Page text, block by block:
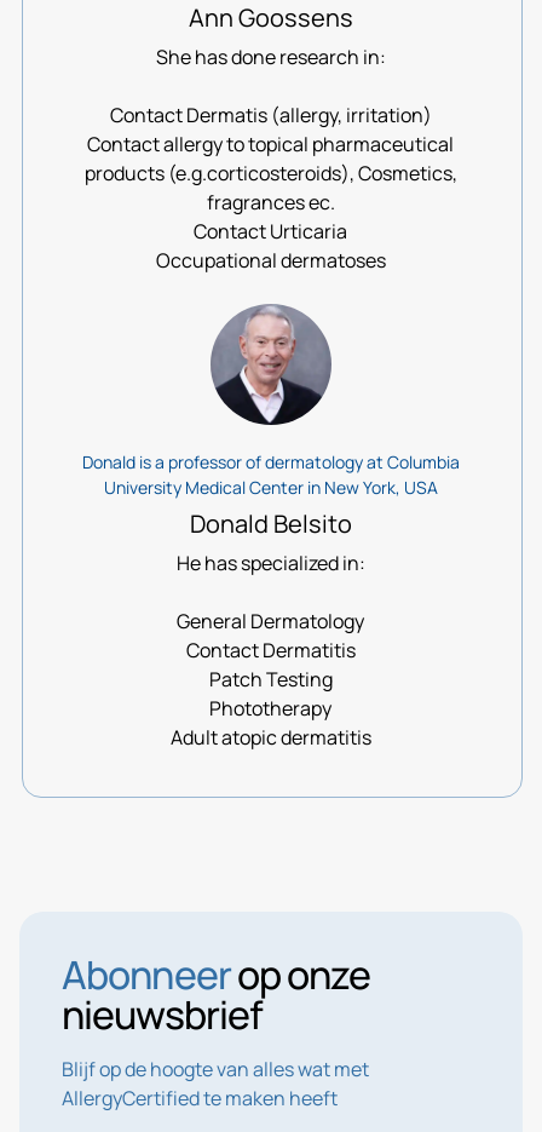
Ann Goossens
She has done research in:
Contact Dermatis (allergy, irritation)
Contact allergy to topical pharmaceutical
products (e.g.corticosteroids), Cosmetics,
fragrances ec.
Contact Urticaria
Occupational dermatoses
Donald is a professor of dermatology at Columbia
University Medical Center in New York, USA
Donald Belsito
He has specialized in:
General Dermatology
Contact Dermatitis
Patch Testing
Phototherapy
Adult atopic dermatitis
Abonneerop onze
nieuwsbrief
Blijf op de hoogte van alles wat met
AllergyCertified te maken heeft